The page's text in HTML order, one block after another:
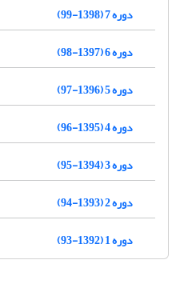
دوره 7 (1398-99)
دوره 6 (1397-98)
دوره 5 (1396-97)
دوره 4 (1395-96)
دوره 3 (1394-95)
دوره 2 (1393-94)
دوره 1 (1392-93)